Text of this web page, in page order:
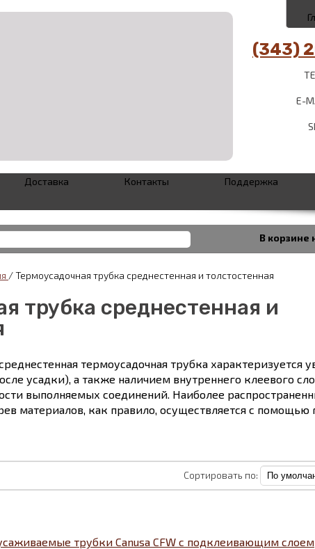
(343)
E-
В корзине
Доставка Контакты Поддержка
/Термоусадочная трубка среднестенная и толстостенная
трубка среднестенная и
термоусадочная трубка характеризуется
усадки), а также наличием внутреннего клеевого
выполняемых соединений. Наиболее
материалов, как правило, осуществляется с помощью
Сортировать по:
трубки Canusa CFW с подклеивающим слоем